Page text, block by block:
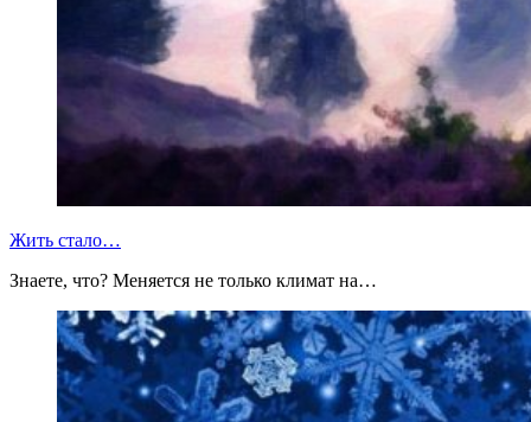
Жить стало…
Знаете, что? Меняется не только климат на…